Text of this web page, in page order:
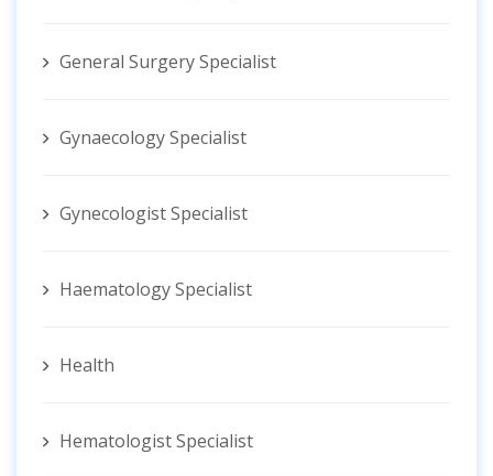
General Surgery Specialist
Gynaecology Specialist
Gynecologist ‍Specialist
Haematology Specialist
Health
Hematologist ‍Specialist